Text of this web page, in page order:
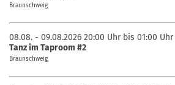
Braunschweig
08.08. - 09.08.2026 20:00 Uhr bis 01:00 Uhr
Tanz im Taproom #2
Braunschweig